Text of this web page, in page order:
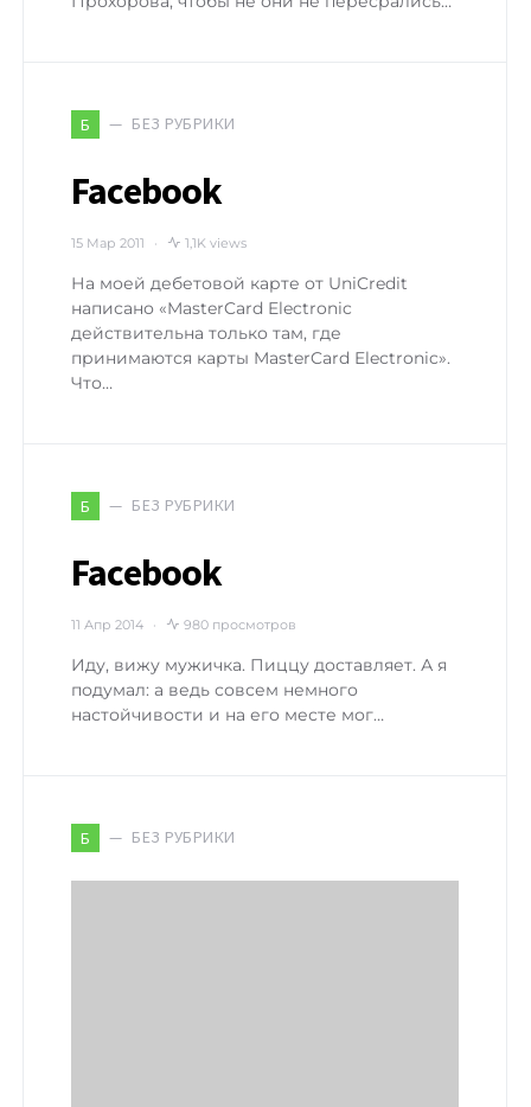
Б БЕЗ РУБРИКИ
Facebook
15 Мар 2011 1,1K views
На моей дебетовой карте от UniCredit
написано «MasterCard Electronic
действительна только там, где
принимаются карты MasterCard Electronic».
Что…
Б БЕЗ РУБРИКИ
Facebook
11 Апр 2014 980 просмотров
Иду, вижу мужичка. Пиццу доставляет. А я
подумал: а ведь совсем немного
настойчивости и на его месте мог…
Б БЕЗ РУБРИКИ